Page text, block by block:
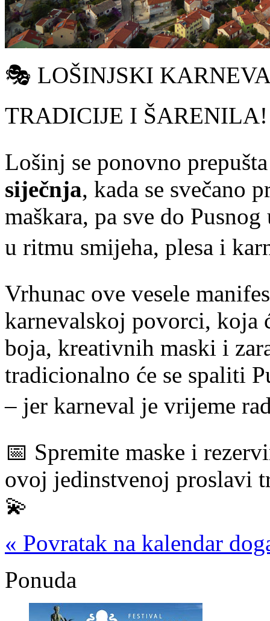
🎭 LOŠINJSKI
TRADICIJE I
Lošinj se ponovno
siječnja, kada se svečano
maškara, pa sve do
u ritmu smijeha, plesa i
Vrhunac ove vesele
karnevalskoj povorci, koja
boja, kreativnih maski i
tradicionalno će se spaliti
– jer karneval je vrijeme
📅 Spremite maske i
ovoj jedinstvenoj proslavi
💫
« Povratak na kalendar
Ponuda